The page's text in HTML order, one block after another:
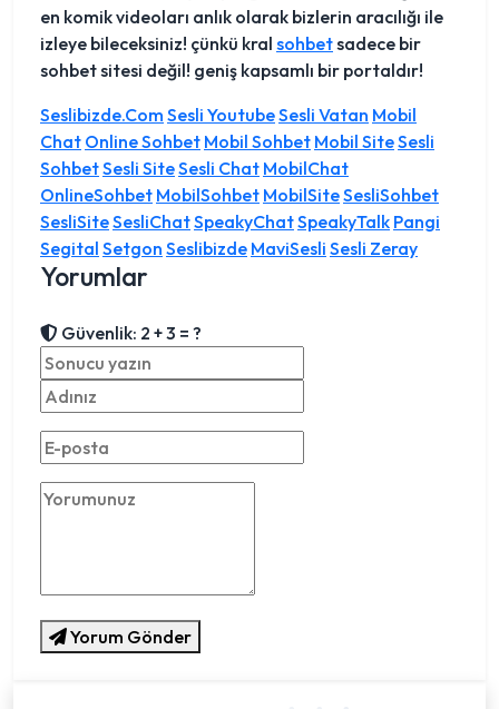
en komik videoları anlık olarak bizlerin aracılığı ile
izleye bileceksiniz! çünkü kral sohbetsadece bir
sohbet sitesi değil! geniş kapsamlı bir portaldır!
Seslibizde.Com Sesli YoutubeSesli Vatan Mobil
Chat Online Sohbet Mobil Sohbet Mobil SiteSesli
SohbetSesli SiteSesli Chat MobilChat
OnlineSohbet MobilSohbet MobilSiteSesliSohbet
SesliSiteSesliChatSpeakyChatSpeakyTalk Pangi
Segital Setgon Seslibizde MaviSesli Sesli Zeray
Yorumlar
Güvenlik: 2 + 3 = ?
Yorum Gönder